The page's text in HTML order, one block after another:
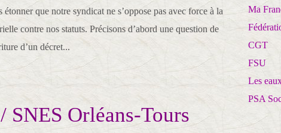
étonner que notre syndicat ne s’oppose pas avec force à la
contre nos statuts. Précisons d’abord une question de
d’un décret...
SNES Orléans-Tours
Ma
CGT
FSU
Les
PSA